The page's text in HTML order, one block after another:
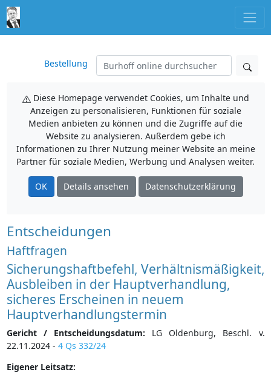
Bestellung
Diese Homepage verwendet Cookies, um Inhalte und
Anzeigen zu personalisieren, Funktionen für soziale
Medien anbieten zu können und die Zugriffe auf die
Website zu analysieren. Außerdem gebe ich
Informationen zu Ihrer Nutzung meiner Website an meine
Partner für soziale Medien, Werbung und Analysen weiter.
OK Details ansehen Datenschutzerklärung
Entscheidungen
Haftfragen
Sicherungshaftbefehl, Verhältnismäßigkeit,
Ausbleiben in der Hauptverhandlung,
sicheres Erscheinen in neuem
Hauptverhandlungstermin
Gericht / Entscheidungsdatum: LG Oldenburg, Beschl. v.
22.11.2024 - 4 Qs 332/24
Eigener Leitsatz: